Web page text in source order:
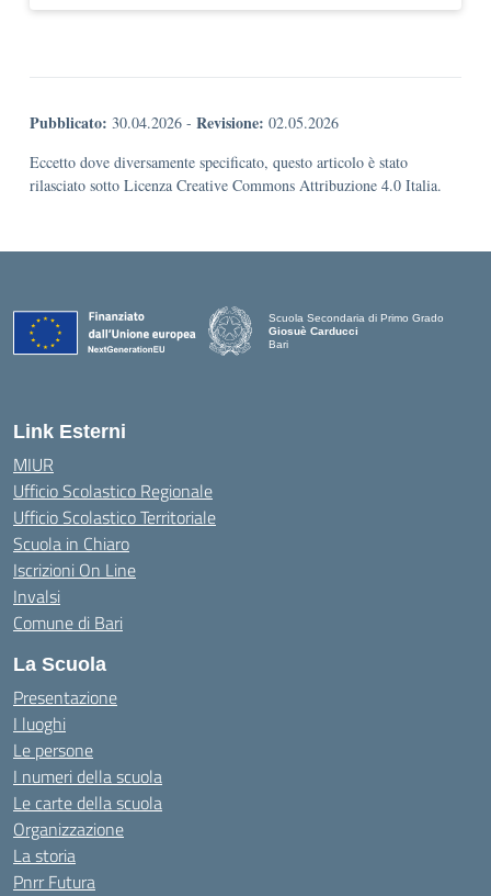
Pubblicato: 30.04.2026 - Revisione: 02.05.2026
Eccetto dove diversamente specificato, questo articolo è stato
rilasciato sotto Licenza Creative Commons Attribuzione 4.0 Italia.
Scuola Secondaria di Primo Grado
Giosuè Carducci
Bari
Link Esterni
MIUR
Ufficio Scolastico Regionale
Ufficio Scolastico Territoriale
Scuola in Chiaro
Iscrizioni On Line
Invalsi
Comune di Bari
La Scuola
Presentazione
I luoghi
Le persone
I numeri della scuola
Le carte della scuola
Organizzazione
La storia
Pnrr Futura